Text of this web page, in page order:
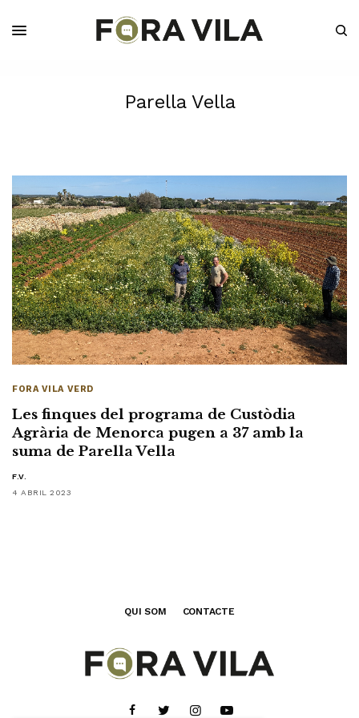
Parella Vella
FORA VILA VERD
Les finques del programa de Custòdia
Agrària de Menorca pugen a 37 amb la
suma de Parella Vella
F.V.
4 ABRIL 2023
QUI SOM CONTACTE